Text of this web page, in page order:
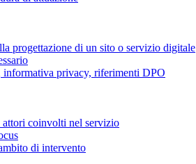
progettazione di un sito o servizio digitale
informativa privacy, riferimenti DPO
coinvolti nel servizio
di intervento